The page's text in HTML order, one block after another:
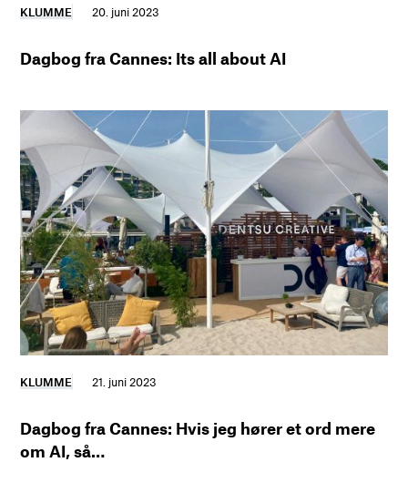
KLUMME 20. juni 2023
Dagbog fra Cannes: Its all about AI
KLUMME 21. juni 2023
Dagbog fra Cannes: Hvis jeg hører et ord mere
om AI, så…